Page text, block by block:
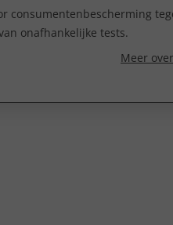
consumentenbescherming
onafhankelijke tests.
Meer